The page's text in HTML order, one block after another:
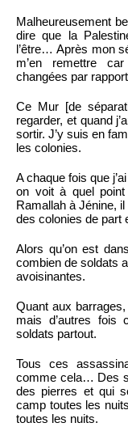
Malheureusement
dire que la
l’être… Après mon
m’en remettre
changées par
Ce Mur [de
regarder, et quand
sortir. J’y suis en
les colonies.
A chaque fois que
on voit à quel
Ramallah à Jénine,
des colonies de part
Alors qu’on est
combien de soldats
avoisinantes.
Quant aux
mais d’autres
soldats partout.
Tous ces
comme cela… Des
des pierres et qui
camp toutes les
toutes les nuits.